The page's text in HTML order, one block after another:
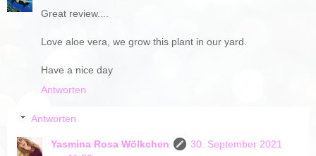
Great review....
Love aloe vera, we grow this plant in our yard.
Have a nice day
Antworten
Antworten
Yasmina Rosa Wölkchen
30. September 2021